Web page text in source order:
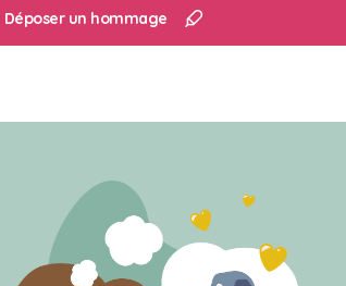
Déposer un hommage